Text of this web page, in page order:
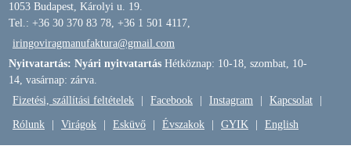
1053 Budapest, Károlyi u. 19.
Tel.: +36 30 370 83 78, +36 1 501 4117,
iringoviragmanufaktura@gmail.com
Nyitvatartás: Nyári nyitvatartás Hétköznap: 10-18, szombat, 10-
14, vasárnap: zárva.
Fizetési, szállítási feltételek
Facebook Instagram Kapcsolat
Rólunk Virágok Esküvő Évszakok GYIK English